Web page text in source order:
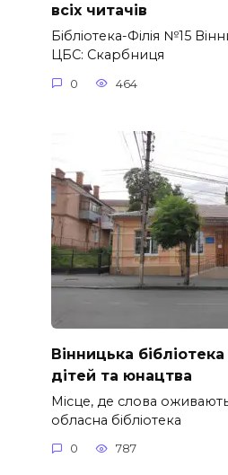
всіх читачів
Бібліотека-Філія №15
ЦБС: Скарбниця
0 464
Вінницька
дітей та юнацтва
Місце, де слова
обласна бібліотека
0 787